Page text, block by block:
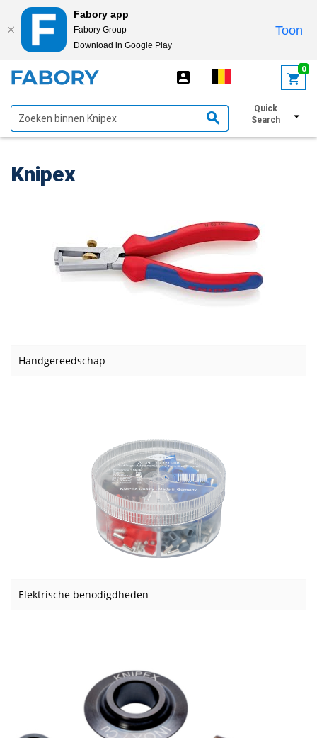
Fabory app
Fabory Group
Download in Google Play
Toon
0
Quick
Search
Knipex
Handgereedschap
Elektrische benodigdheden